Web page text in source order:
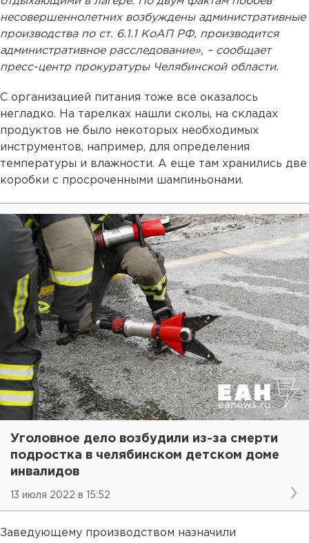
несовершеннолетних возбуждены административные
производства по ст. 6.1.1 КоАП РФ, производится
административное расследование», – сообщает
пресс-центр прокуратуры Челябинской области.
С организацией питания тоже все оказалось
негладко. На тарелках нашли сколы, на складах
продуктов не было некоторых необходимых
инструментов, например, для определения
температуры и влажности. А еще там хранились две
коробки с просроченными шампиньонами.
Уголовное дело возбудили из-за смерти
подростка в челябинском детском доме
инвалидов
13 июля 2022 в 15:52
Заведующему производством назначили